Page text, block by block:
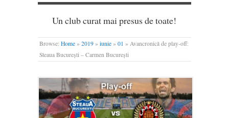
Un club curat mai presus de toate!
Browse: Home » 2019 » iunie » 01 » Avancronică de play-off:
Steaua București – Carmen București